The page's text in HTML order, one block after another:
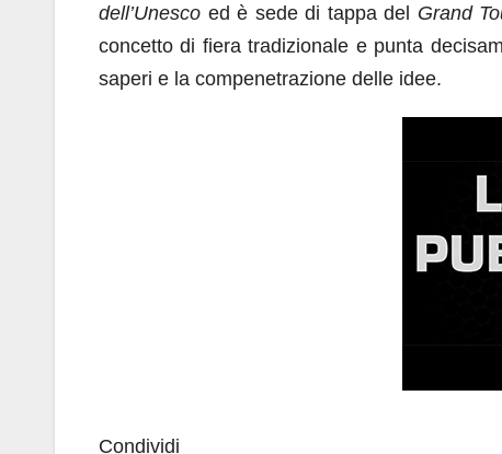
dell’Unesco ed è sede di tappa del Grand
concetto di fiera tradizionale e punta
saperi e la compenetrazione delle idee.
Condividi